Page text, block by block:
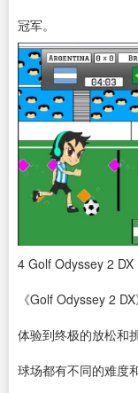
冠军。
4 Golf Odyssey 2 DX
《Golf Odyssey 2
体验到终极的放松和
球场都有不同的难度